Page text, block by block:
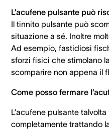
L’acufene pulsante può
Il tinnito pulsante può
situazione a sé. Inoltre
Ad esempio, fastidiosi
sforzi fisici che stimolano
scomparire non appena il
Come posso fermare
L’acufene pulsante
completamente trattando